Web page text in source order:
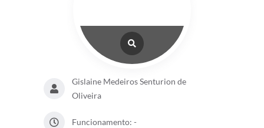
Gislaine Medeiros Senturion de
Oliveira
Funcionamento: -